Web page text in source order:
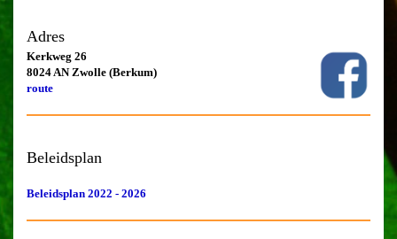
Adres
Kerkweg 26
8024 AN Zwolle (Berkum)
route
Beleidsplan
Beleidsplan 2022 - 2026